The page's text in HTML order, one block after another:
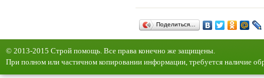
Поделиться…
© 2013-2015 Строй помощь. Все права конечно же защищены.
При полном или частичном копировании информации, требуется наличие